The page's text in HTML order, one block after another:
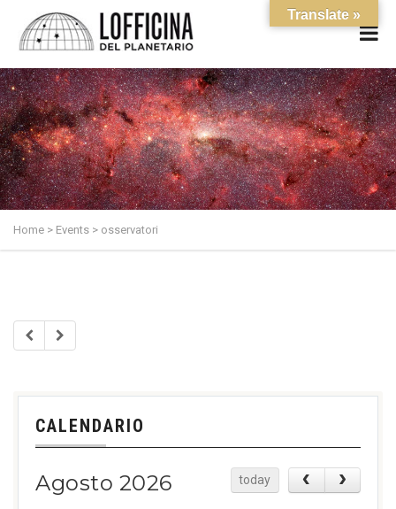
Home > Events > osservatori
CALENDARIO
Agosto 2026 today
Translate »